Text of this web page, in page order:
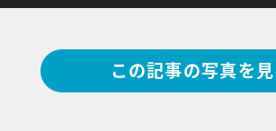
この記事の写真を